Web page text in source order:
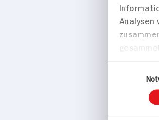
Analysen